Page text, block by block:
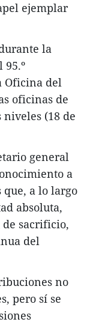
ejemplar
la
Oficina del
oficinas de
niveles (18 de
general
a
a lo largo
absoluta,
sacrificio,
del
no
pero sí se